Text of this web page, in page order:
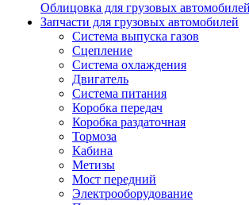
Облицовка для грузовых автомобилей
Запчасти для грузовых автомобилей
Система выпуска газов
Сцепление
Система охлаждения
Двигатель
Система питания
Коробка передач
Коробка раздаточная
Тормоза
Кабина
Метизы
Мост передний
Электрооборудование